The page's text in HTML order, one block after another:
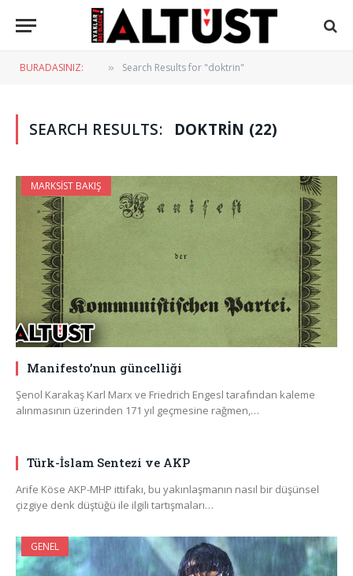
BURADASINIZ: » Search Results for "doktrin"
SEARCH RESULTS: DOKTRIN (22)
MARKSIST BAKIŞ
Manifesto’nun güncelliği
Şenol Karakaş Karl Marx ve Friedrich Engesl tarafından kaleme
alınmasının üzerinden 171 yıl geçmesine rağmen,…
Türk-İslam Sentezi ve AKP
Arife Köse AKP-MHP ittifakı, bu yakınlaşmanın nasıl bir düşünsel
çizgiye denk düştüğü ile ilgili tartışmaları…
GENEL